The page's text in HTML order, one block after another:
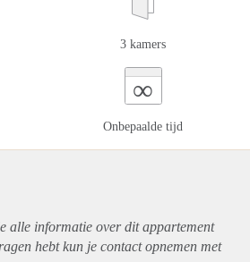
3 kamers
∞
Onbepaalde tijd
alle informatie over ditappartement
hebt kun je contact opnemen met